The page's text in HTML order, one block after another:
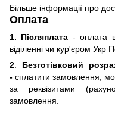
Більше інформації про
Оплата
1. Післяплата - оплата
віділенні чи кур'єром Укр
2
Безготівковий
-сплатити замовлення,
за реквізитами
замовлення.